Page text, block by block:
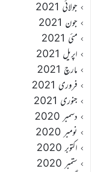
جولائی 2021
جون 2021
مئی 2021
اپریل 2021
مارچ 2021
فروری 2021
جنوری 2021
دسمبر 2020
نومبر 2020
اکتوبر 2020
ستمبر 2020